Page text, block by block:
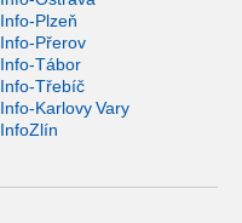
Info-Plzeň
Info-Přerov
Info-Tábor
Info-Třebíč
Info-Karlovy Vary
InfoZlín